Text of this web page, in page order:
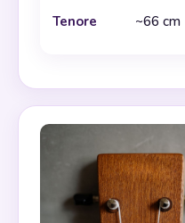
Tenore ~66 cm